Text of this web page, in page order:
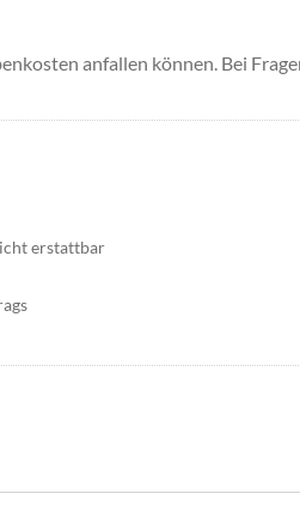
anfallen können. Bei
erstattbar